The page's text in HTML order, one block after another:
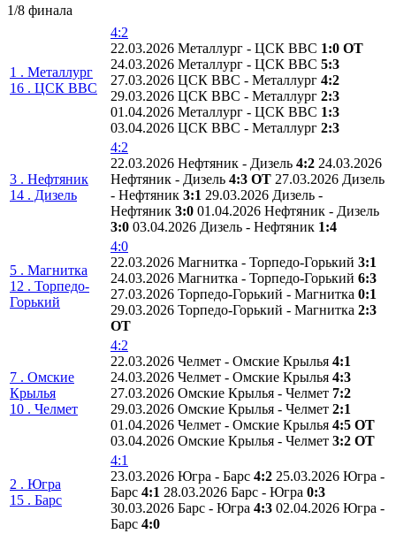
1/8 финала
1 . Металлург
16 . ЦСК ВВС
4:2
22.03.2026 Металлург - ЦСК ВВС 1:0 ОТ
24.03.2026 Металлург - ЦСК ВВС 5:3
27.03.2026 ЦСК ВВС - Металлург 4:2
29.03.2026 ЦСК ВВС - Металлург 2:3
01.04.2026 Металлург - ЦСК ВВС 1:3
03.04.2026 ЦСК ВВС - Металлург 2:3
3 . Нефтяник
14 . Дизель
4:2
22.03.2026 Нефтяник - Дизель 4:2 24.03.2026
Нефтяник - Дизель 4:3 ОТ 27.03.2026 Дизель
- Нефтяник 3:1 29.03.2026 Дизель -
Нефтяник 3:0 01.04.2026 Нефтяник - Дизель
3:0 03.04.2026 Дизель - Нефтяник 1:4
5 . Магнитка
12 . Торпедо-
Горький
4:0
22.03.2026 Магнитка - Торпедо-Горький 3:1
24.03.2026 Магнитка - Торпедо-Горький 6:3
27.03.2026 Торпедо-Горький - Магнитка 0:1
29.03.2026 Торпедо-Горький - Магнитка 2:3
ОТ
7 . Омские
Крылья
10 . Челмет
4:2
22.03.2026 Челмет - Омские Крылья 4:1
24.03.2026 Челмет - Омские Крылья 4:3
27.03.2026 Омские Крылья - Челмет 7:2
29.03.2026 Омские Крылья - Челмет 2:1
01.04.2026 Челмет - Омские Крылья 4:5 ОТ
03.04.2026 Омские Крылья - Челмет 3:2 ОТ
2 . Югра
15 . Барс
4:1
23.03.2026 Югра - Барс 4:2 25.03.2026 Югра -
Барс 4:1 28.03.2026 Барс - Югра 0:3
30.03.2026 Барс - Югра 4:3 02.04.2026 Югра -
Барс 4:0